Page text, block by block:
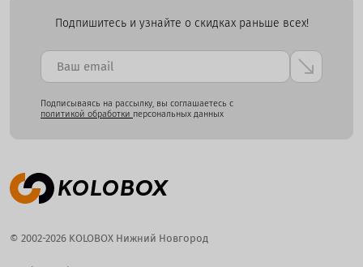
Подпишитесь и узнайте о скидках раньше всех!
Подписываясь на рассылку, вы соглашаетесь с
политикой обработки персональных данных
© 2002-2026 KOLOBOX Нижний Новгород